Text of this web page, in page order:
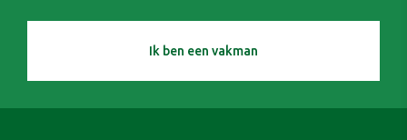
Ik ben een vakman